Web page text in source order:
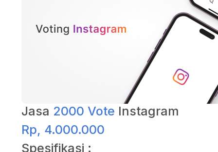
Jasa 2000 Vote Instagram
Rp, 4.000.000
Spesifikasi :